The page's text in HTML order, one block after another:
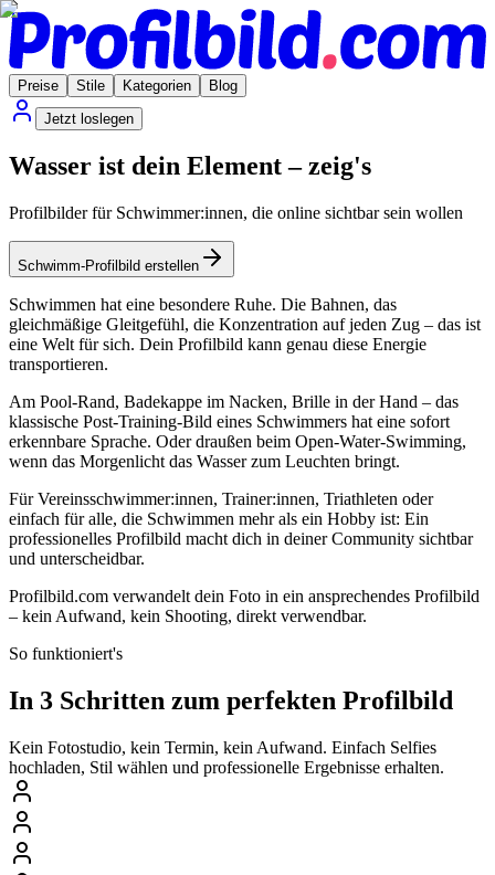
Preise Stile Kategorien
Blog
Jetzt loslegen
Wasser ist dein Element – zeig's
Profilbilder für Schwimmer:innen, die online sichtbar sein wollen
Schwimm-Profilbild erstellen
Schwimmen hat eine besondere Ruhe. Die Bahnen, das
gleichmäßige Gleitgefühl, die Konzentration auf jeden Zug – das ist
eine Welt für sich. Dein Profilbild kann genau diese Energie
transportieren.
Am Pool-Rand, Badekappe im Nacken, Brille in der Hand – das
klassische Post-Training-Bild eines Schwimmers hat eine sofort
erkennbare Sprache. Oder draußen beim Open-Water-Swimming,
wenn das Morgenlicht das Wasser zum Leuchten bringt.
Für Vereinsschwimmer:innen, Trainer:innen, Triathleten oder
einfach für alle, die Schwimmen mehr als ein Hobby ist: Ein
professionelles Profilbild macht dich in deiner Community sichtbar
und unterscheidbar.
Profilbild.com verwandelt dein Foto in ein ansprechendes Profilbild
– kein Aufwand, kein Shooting, direkt verwendbar.
So funktioniert's
In 3 Schritten zum perfekten Profilbild
Kein Fotostudio, kein Termin, kein Aufwand. Einfach Selfies
hochladen, Stil wählen und professionelle Ergebnisse erhalten.